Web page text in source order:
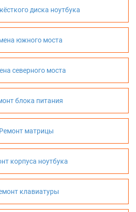
диска ноутбука
южного моста
северного моста
блока питания
Ремонт матрицы
корпуса ноутбука
клавиатуры